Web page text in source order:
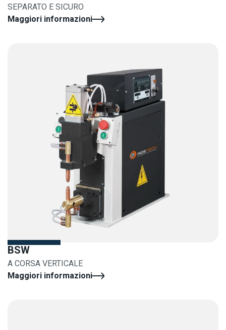
SEPARATO E SICURO
Maggiori informazioni
BSW
A CORSA VERTICALE
Maggiori informazioni